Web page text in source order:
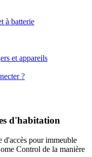
à batterie
et appareils
?
d'habitation
d'accès pour immeuble
Control de la manière